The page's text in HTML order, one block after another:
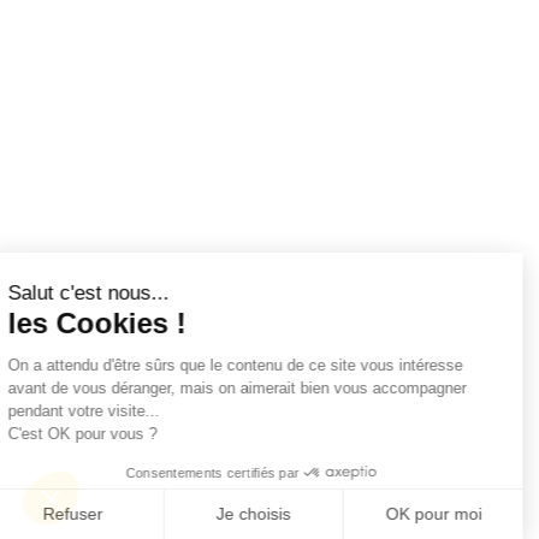
Salut c'est nous...
les Cookies !
On a attendu d'être sûrs que le contenu de ce site vous intéresse
avant de vous déranger, mais on aimerait bien vous accompagner
pendant votre visite...
C'est OK pour vous ?
Consentements certifiés par
Refuser Je choisis OK pour moi